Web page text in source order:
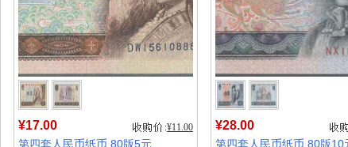
¥17.00 ¥11.00
第四套人民币纸币 80版5元
¥28.00
第四套人民币纸币 80版10